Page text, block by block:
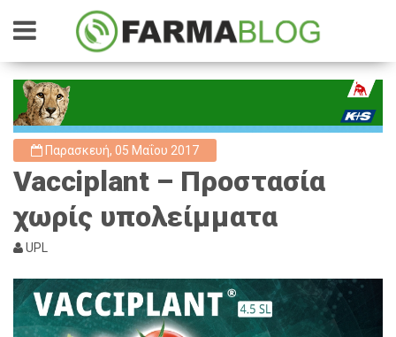
Παρασκευή, 05 Μαΐου 2017
Vacciplant – Προστασία
χωρίς υπολείμματα
UPL